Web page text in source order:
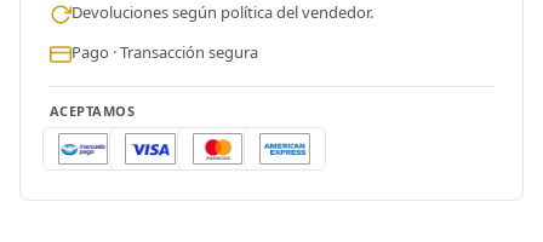
Devoluciones según política del vendedor.
Pago · Transacción segura
ACEPTAMOS